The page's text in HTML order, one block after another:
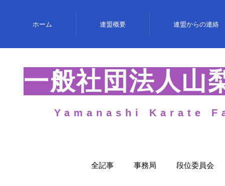
ホーム 連盟概要 連盟からの連絡
一般社団法人山
Yamanashi Karate
全記事 事務局 段位委員会